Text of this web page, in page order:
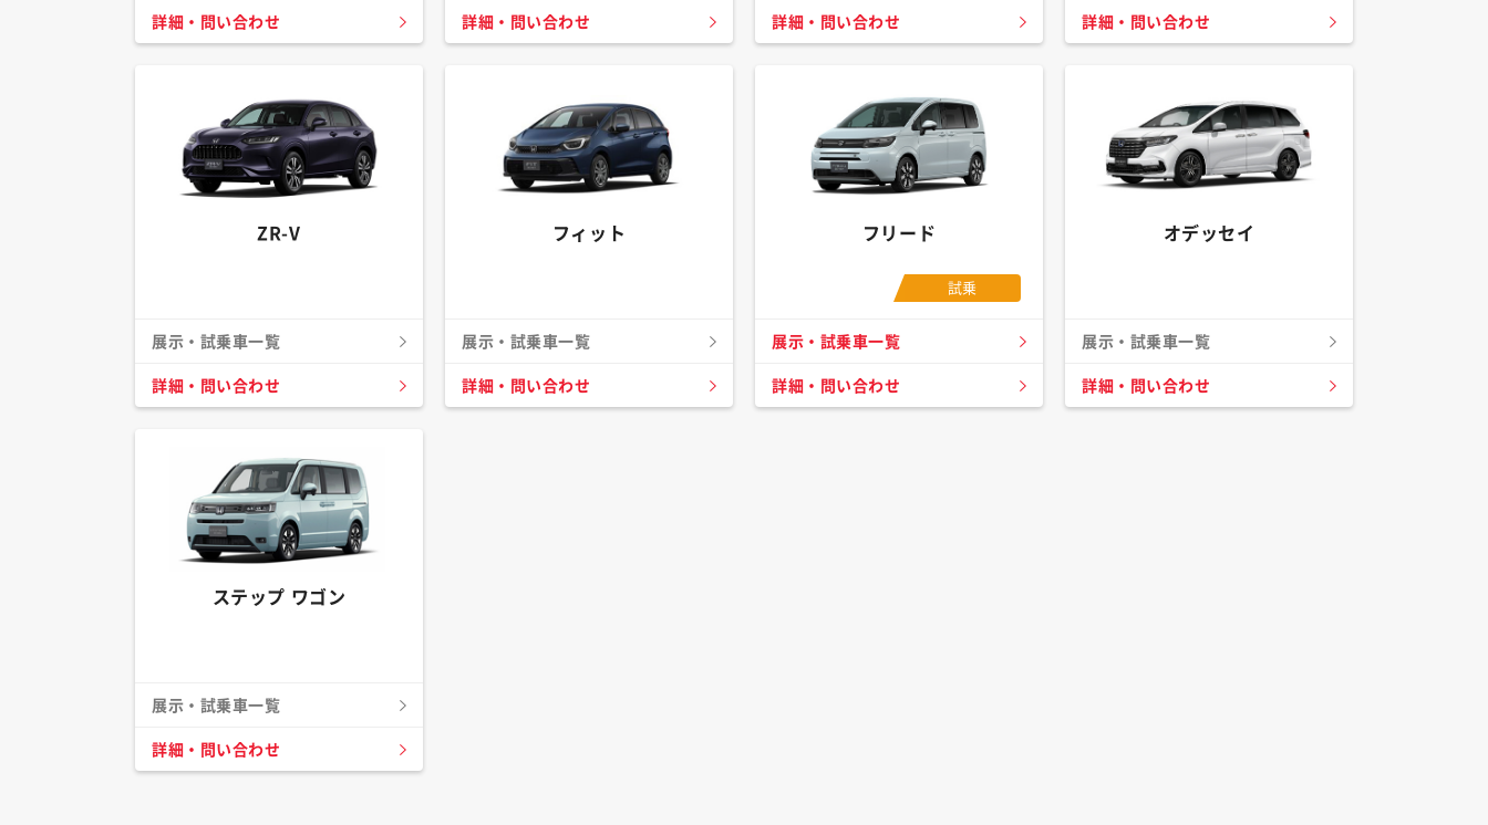
詳細・問い合わせ 詳細・問い合わせ 詳細・問い合わせ 詳細・問い合わせ
ZR-V
展示・試乗車一覧
詳細・問い合わせ
フィット
展示・試乗車一覧
詳細・問い合わせ
フリード
試乗
展示・試乗車一覧
詳細・問い合わせ
オデッセイ
展示・試乗車一覧
詳細・問い合わせ
ステップ ワゴン
展示・試乗車一覧
詳細・問い合わせ